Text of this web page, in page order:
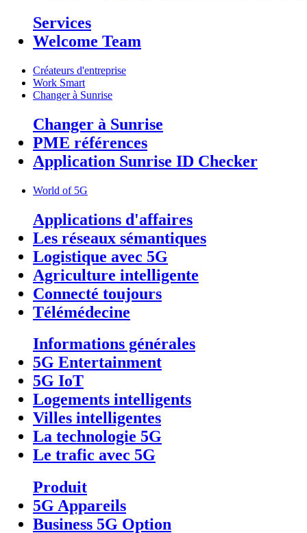
Services
Welcome Team
Créateurs d'entreprise
Work Smart
Changer à Sunrise
Changer à Sunrise
PME références
Application Sunrise ID Checker
World of 5G
Applications d'affaires
Les réseaux sémantiques
Logistique avec 5G
Agriculture intelligente
Connecté toujours
Télémédecine
Informations générales
5G Entertainment
5G IoT
Logements intelligents
Villes intelligentes
La technologie 5G
Le trafic avec 5G
Produit
5G Appareils
Business 5G Option